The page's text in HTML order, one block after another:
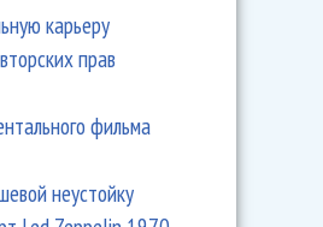
карьеру
прав
фильма
неустойку